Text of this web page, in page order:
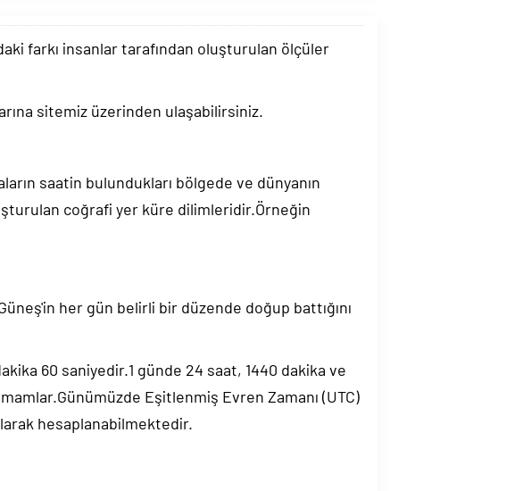
farkı insanlar tarafından oluşturulan ölçüler
sitemiz üzerinden ulaşabilirsiniz.
saatin bulundukları bölgede ve dünyanın
coğrafi yer küre dilimleridir.Örneğin
her gün belirli bir düzende doğup battığını
60 saniyedir.1 günde 24 saat, 1440 dakika ve
Eşitlenmiş Evren Zamanı (UTC)
hesaplanabilmektedir.